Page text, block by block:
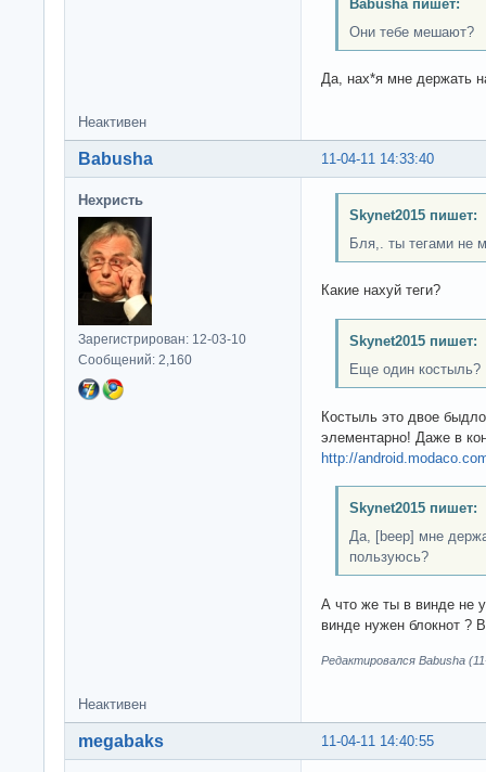
Babusha пишет:
Они тебе мешают?
Да, нах*я мне держать
Неактивен
11-04-11 14:33:40
Babusha
Нехристь
Зарегистрирован: 12-03-10
Сообщений: 2,160
Skynet2015 пишет:
Бля,. ты тегами не
Какие нахуй теги?
Skynet2015 пишет:
Еще один костыль?
Костыль это двое
элементарно! Даже в
http://
Skynet2015 пишет:
Да, [beep] мне
пользуюсь?
А что же ты в винде не
винде нужен блокнот ?
Редактировался Babusha
Неактивен
11-04-11 14:40:55
megabaks